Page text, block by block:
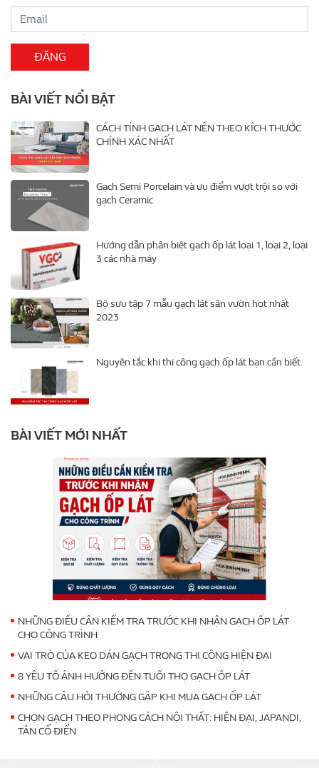
BÀI VIẾT NỔI BẬT
CÁCH TÍNH GẠCH LÁT NỀN THEO KÍCH THƯỚC
CHÍNH XÁC NHẤT
Gạch Semi Porcelain và ưu điểm vượt trội so với
gạch Ceramic
Hướng dẫn phân biệt gạch ốp lát loại 1, loại 2, loại
3 các nhà máy
Bộ sưu tập 7 mẫu gạch lát sân vườn hot nhất
2023
Nguyên tắc khi thi công gạch ốp lát bạn cần biết.
BÀI VIẾT MỚI NHẤT
NHỮNG ĐIỀU CẦN KIỂM TRA TRƯỚC KHI NHẬN GẠCH ỐP LÁT
CHO CÔNG TRÌNH
VAI TRÒ CỦA KEO DÁN GẠCH TRONG THI CÔNG HIỆN ĐẠI
8 YẾU TỐ ẢNH HƯỞNG ĐẾN TUỔI THỌ GẠCH ỐP LÁT
NHỮNG CÂU HỎI THƯỜNG GẶP KHI MUA GẠCH ỐP LÁT
CHỌN GẠCH THEO PHONG CÁCH NỘI THẤT: HIỆN ĐẠI, JAPANDI,
TÂN CỔ ĐIỂN